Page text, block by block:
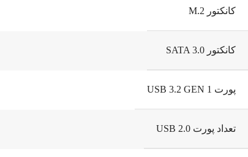
کانکتور M.2
کانکتور SATA 3.0
پورت USB 3.2 GEN 1
تعداد پورت USB 2.0